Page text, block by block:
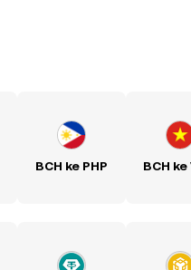
BCH ke PHP BCH ke